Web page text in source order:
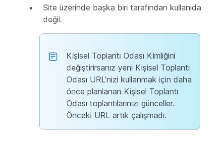
Site üzerinde başka biri tarafından kullanıda
değil.
Kişisel Toplantı Odası Kimliğini
değiştirirsanız yeni Kişisel Toplantı
Odası URL'nizi kullanmak için daha
önce planlanan Kişisel Toplantı
Odası toplantılarınızı günceller.
Önceki URL artık çalışmadı.